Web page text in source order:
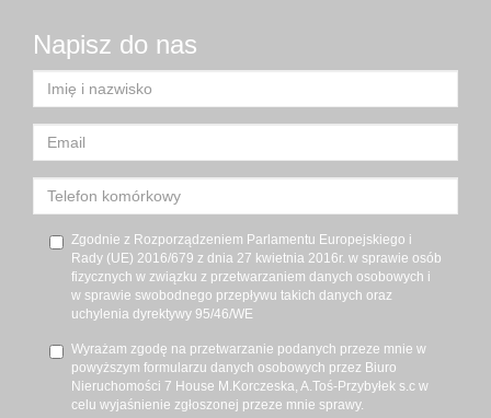
Napisz do nas
Zgodnie z Rozporządzeniem Parlamentu Europejskiego i
Rady (UE) 2016/679 z dnia 27 kwietnia 2016r. w sprawie osób
fizycznych w związku z przetwarzaniem danych osobowych i
w sprawie swobodnego przepływu takich danych oraz
uchylenia dyrektywy 95/46/WE
Wyrażam zgodę na przetwarzanie podanych przeze mnie w
powyższym formularzu danych osobowych przez Biuro
Nieruchomości 7 House M.Korczeska, A.Toś-Przybyłek s.c w
celu wyjaśnienie zgłoszonej przeze mnie sprawy.